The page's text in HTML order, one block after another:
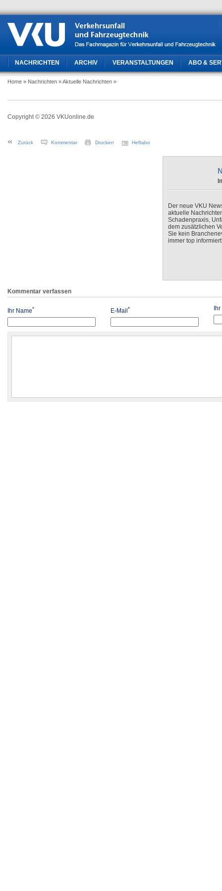
NACHRICHTEN ARCHIV VERANSTALTUNGEN ABO &
Home » Nachrichten » Aktuelle Nachrichten »
Copyright © 2026 VKUonline.de
Zurück Kommentar Drucken Heftabo
Der neue VKU
aktuelle
Schadenpraxis,
dem zusätzlichen
Sie kein
immer top
Kommentar verfassen
Ihr Name* E-Mail *